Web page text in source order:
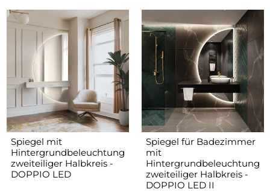
Spiegel mit
Hintergrundbeleuchtung
zweiteiliger Halbkreis -
DOPPIO LED
Spiegel für Badezimmer
mit
Hintergrundbeleuchtung
zweiteiliger Halbkreis -
DOPPIO LED II